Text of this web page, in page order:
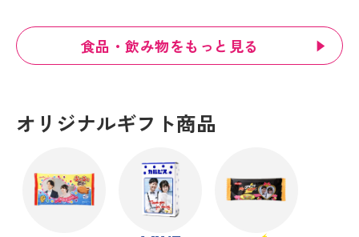
食品・飲み物をもっと見る
オリジナルギフト商品